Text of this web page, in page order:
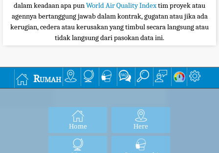
dalam keadaan apa punWorld Air Quality Indextim proyek atau
agennya bertanggung jawab dalam kontrak, gugatan atau jika ada
kerugian, cedera atau kerusakan yang timbul secara langsung atau
tidak langsung dari pasokan data ini.
Rumah
Home Here